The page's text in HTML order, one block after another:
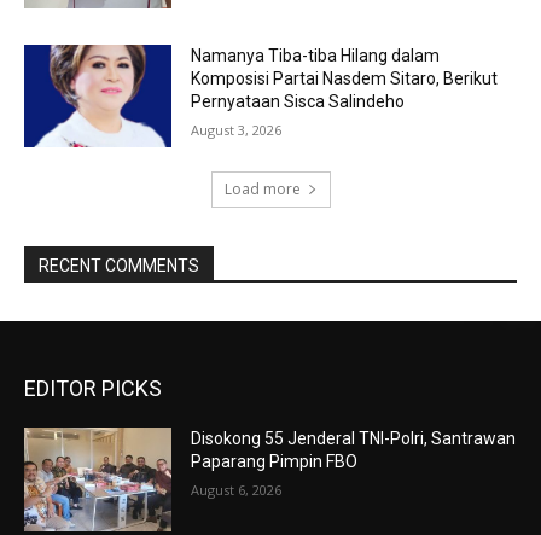
Namanya Tiba-tiba Hilang dalam
Komposisi Partai Nasdem Sitaro, Berikut
Pernyataan Sisca Salindeho
August 3, 2026
Load more
RECENT COMMENTS
EDITOR PICKS
Disokong 55 Jenderal TNI-Polri, Santrawan
Paparang Pimpin FBO
August 6, 2026